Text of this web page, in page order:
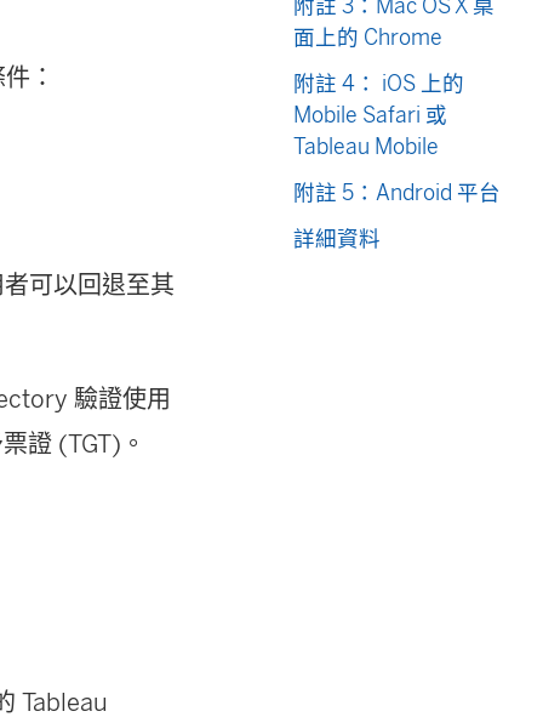
：
可以回退至其
驗證使用
證 (TGT)。
Tableau
附註 3：Mac OS X 桌
面上的 Chrome
附註 4： iOS 上的
Mobile Safari 或
Tableau Mobile
附註 5：Android 平台
詳細資料